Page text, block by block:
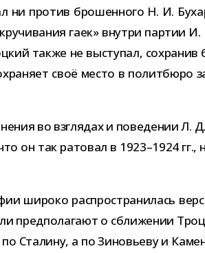
ни про­тив бро­шен­ного Н. И.
гаек» внутри пар­тии
также не высту­пал,
своё место в полит­бюро
во взгля­дах и пове­де­нии
он так рато­вал в 1923–1924
широко рас­про­стра­ни­лась
пред­по­ла­гают о сбли­же­нии
Сталину, а по Зиновьеву и